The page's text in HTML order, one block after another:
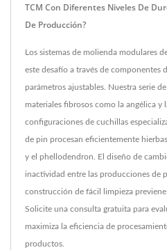
TCM Con Diferentes Niveles De
De Producción?
Los sistemas de molienda modulares
este desafío a través de componentes
parámetros ajustables. Nuestra serie
materiales fibrosos como la angélica y
configuraciones de cuchillas
de pin procesan eficientemente
y el phellodendron. El diseño de
inactividad entre las producciones de
construcción de fácil limpieza
Solicite una consulta gratuita para
maximiza la eficiencia de
productos.